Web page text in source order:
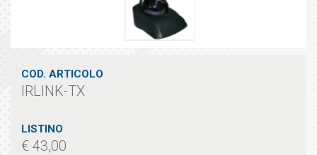
COD. ARTICOLO
IRLINK-TX
LISTINO
€ 43,00